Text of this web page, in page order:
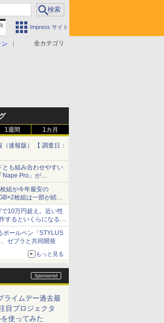
Impress サイト
全カテゴリ
ン
1週間 1カ月
速報版） 【 調査日：
とも組み合わせやすい
Nape Pro」が
組が今年最安の
枚組は一部が続騰
]
10万円超え。近い性
するといくらになる？
にPCゲーム』】
ボールペン「STYLUS
ゼブラと共同開発
もっと見る
ライムデー過去最
目プロジェクタ
使ってみた